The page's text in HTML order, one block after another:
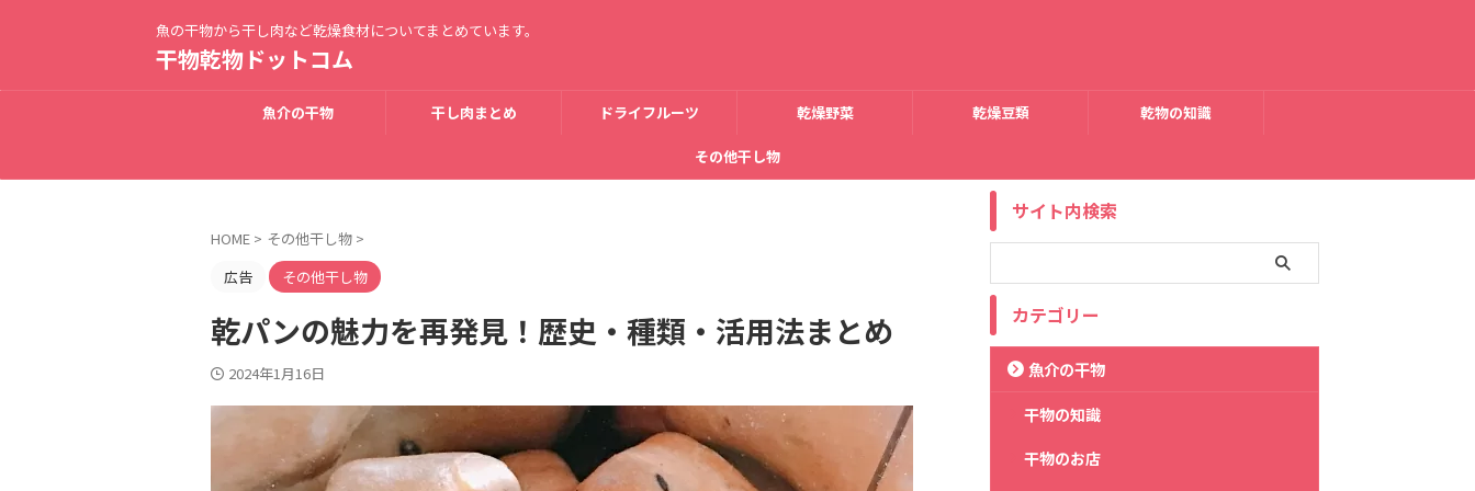
魚の干物から干し肉など乾燥食材についてまとめています。
干物乾物ドットコム
魚介の干物 干し肉まとめ ドライフルーツ 乾燥野菜 乾燥豆類 乾物の知識
その他干し物
HOME > その他干し物 >
広告
その他干し物
乾パンの魅力を再発見！歴史・種類・活用法まとめ
2024年1月16日
サイト内検索
カテゴリー
魚介の干物
干物の知識
干物のお店